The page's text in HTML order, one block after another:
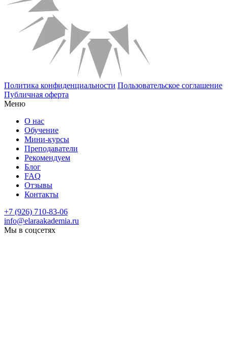
Политика конфиденциальности Пользовательское соглашение
Публичная оферта
Меню
О нас
Обучение
Мини-курсы
Преподаватели
Рекомендуем
Блог
FAQ
Отзывы
Контакты
+7 (926) 710-83-06
info@elaraakademia.ru
Мы в соцсетях